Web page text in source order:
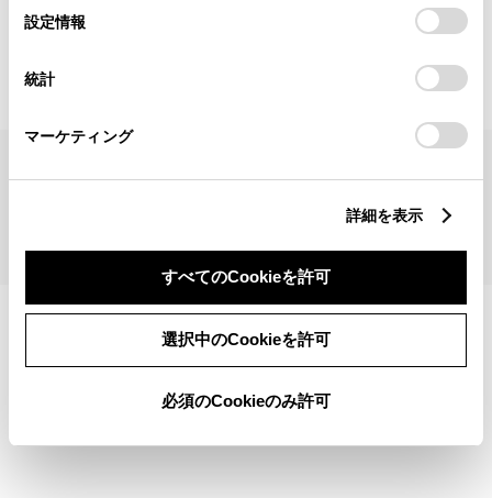
デバイスにすべてのCookie(クッキー)が保存されることに同
意したことになります。Cookie(クッキー)のオプトアウト、
設定の変更、同意を撤回したりするにあたっては、当社の
「Cookie（クッキー）情報の取り扱いについて
」をご覧くだ
設定情報
統計
マーケティング
詳細を表示
すべてのCookieを許可
選択中のCookieを許可
必須のCookieのみ許可
見積りシミュレーショントップへ
TOYOTAアカウント利用規約反社会的勢力に対する基本方針企業情報
©1995-2026 TOYOTA MOTOR CORPORATION. ALL RIGHTS RESERVED.